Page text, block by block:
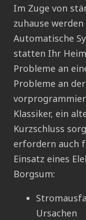
Im Zuge von
zuhause
Automatische
statten Ihr
Probleme an
Probleme an
Klassiker, ein
Kurzschluss
erfordern auch
Einsatz eines
Borgsum:
Ursachen